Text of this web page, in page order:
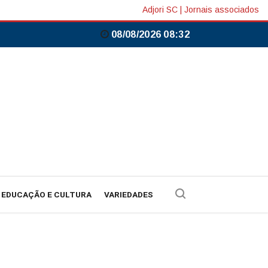
Adjori SC Jornais associados
08/08/2026 08:32
EDUCAÇÃO E CULTURA VARIEDADES